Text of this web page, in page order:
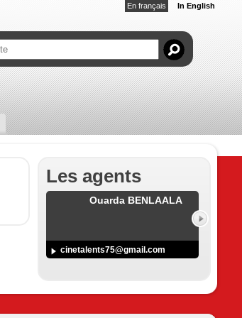
En français In English
Les agents
Ouarda BENLAALA
cinetalents75@gmail.com